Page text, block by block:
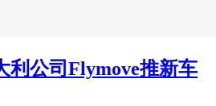
利公司Flymove推新车